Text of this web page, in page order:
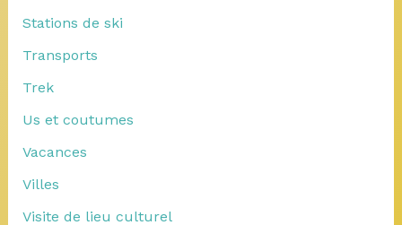
Stations de ski
Transports
Trek
Us et coutumes
Vacances
Villes
Visite de lieu culturel